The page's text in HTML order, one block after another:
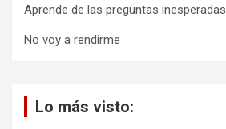
Aprende de las preguntas inesperadas
No voy a rendirme
Lo más visto: